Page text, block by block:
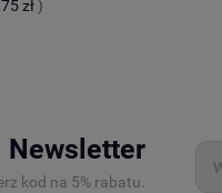
zł)
Newsletter
kod na 5% rabatu.